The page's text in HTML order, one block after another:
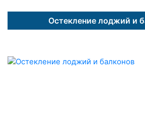
Остекление лоджий и